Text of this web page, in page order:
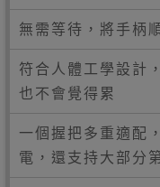
無需等待，將手柄
符合人體工學設計
也不會覺得累
一個握把多重適配
電，還支持大部分